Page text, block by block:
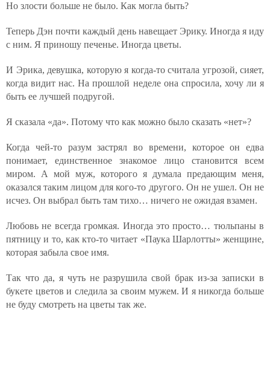
Но злости больше не было. Как могла быть?
Теперь Дэн почти каждый день навещает Эрику. Иногда я иду
с ним. Я приношу печенье. Иногда цветы.
И Эрика, девушка, которую я когда-то считала угрозой, сияет,
когда видит нас. На прошлой неделе она спросила, хочу ли я
быть ее лучшей подругой.
Я сказала «да». Потому что как можно было сказать «нет»?
Когда чей-то разум застрял во времени, которое он едва
понимает, единственное знакомое лицо становится всем
миром. А мой муж, которого я думала предающим меня,
оказался таким лицом для кого-то другого. Он не ушел. Он не
исчез. Он выбрал быть там тихо… ничего не ожидая взамен.
Любовь не всегда громкая. Иногда это просто… тюльпаны в
пятницу и то, как кто-то читает «Паука Шарлотты» женщине,
которая забыла свое имя.
Так что да, я чуть не разрушила свой брак из-за записки в
букете цветов и следила за своим мужем. И я никогда больше
не буду смотреть на цветы так же.